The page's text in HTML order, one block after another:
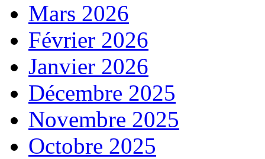
Mars 2026
Février 2026
Janvier 2026
Décembre 2025
Novembre 2025
Octobre 2025